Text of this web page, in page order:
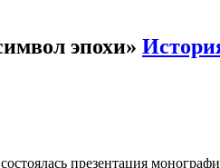
эпохи»
презентация